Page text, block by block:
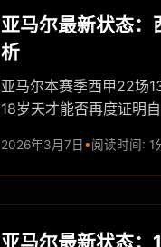
亚马尔最新状态
析
亚马尔本赛季西甲22场
18岁天才能否再度证明自
2026年3月7日 阅读时间: 1
亚马尔最新状态